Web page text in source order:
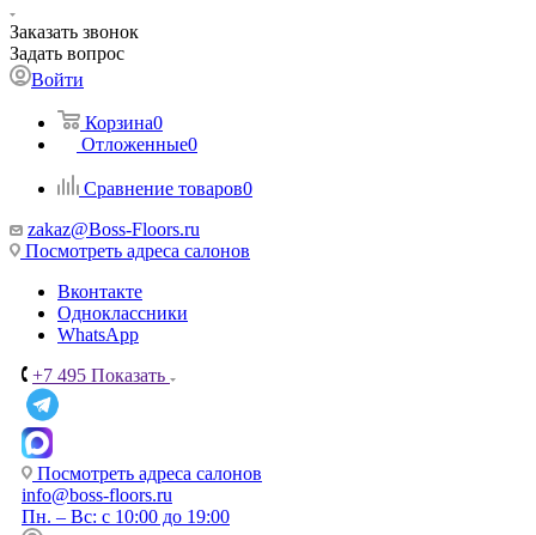
Заказать звонок
Задать вопрос
Войти
Корзина0
Отложенные0
Сравнение товаров0
zakaz@Boss-Floors.ru
Посмотреть адреса салонов
Вконтакте
Одноклассники
WhatsApp
+7 495 Показать
Посмотреть адреса салонов
info@boss-floors.ru
Пн. – Вс: с 10:00 до 19:00